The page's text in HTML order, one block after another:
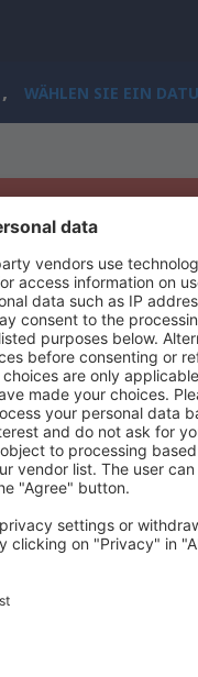
, WÄHLEN SIE EIN
wir können
erneut mit anderen
Rechte vorbehalten.